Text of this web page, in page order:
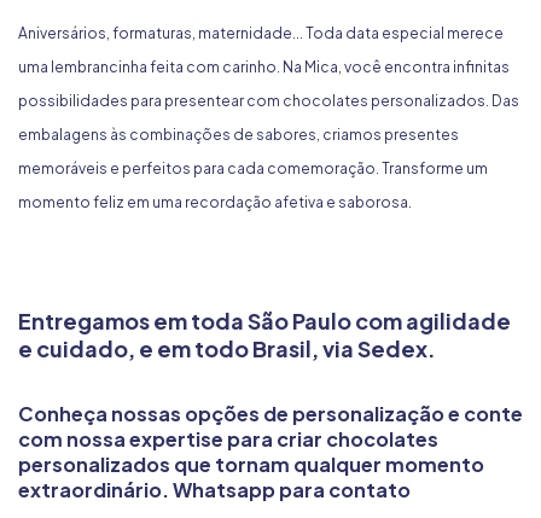
Aniversários, formaturas, maternidade... Toda data especial merece
uma lembrancinha feita com carinho. Na Mica, você encontra infinitas
possibilidades para presentear com chocolates personalizados. Das
embalagens às combinações de sabores, criamos presentes
memoráveis e perfeitos para cada comemoração. Transforme um
momento feliz em uma recordação afetiva e saborosa.
Entregamos em toda São Paulo com agilidade
e cuidado, e em todo Brasil, via Sedex.
Conheça nossas opções de personalização e conte
com nossa expertise para criar chocolates
personalizados que tornam qualquer momento
extraordinário.Whatsapp para contato